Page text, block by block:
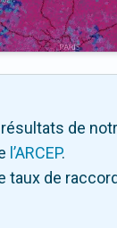
de
l’ARCEP.
de